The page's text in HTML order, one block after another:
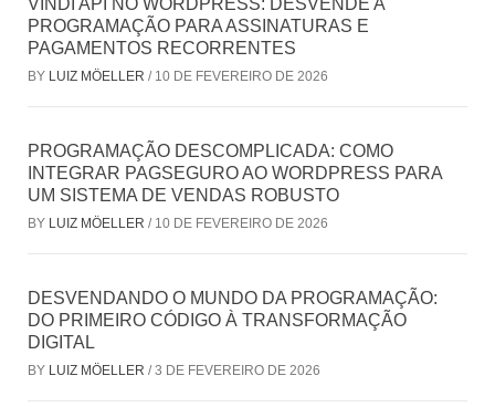
VINDI API NO WORDPRESS: DESVENDE A
PROGRAMAÇÃO PARA ASSINATURAS E
PAGAMENTOS RECORRENTES
BY LUIZ MÖELLER / 10 DE FEVEREIRO DE 2026
PROGRAMAÇÃO DESCOMPLICADA: COMO
INTEGRAR PAGSEGURO AO WORDPRESS PARA
UM SISTEMA DE VENDAS ROBUSTO
BY LUIZ MÖELLER / 10 DE FEVEREIRO DE 2026
DESVENDANDO O MUNDO DA PROGRAMAÇÃO:
DO PRIMEIRO CÓDIGO À TRANSFORMAÇÃO
DIGITAL
BY LUIZ MÖELLER / 3 DE FEVEREIRO DE 2026